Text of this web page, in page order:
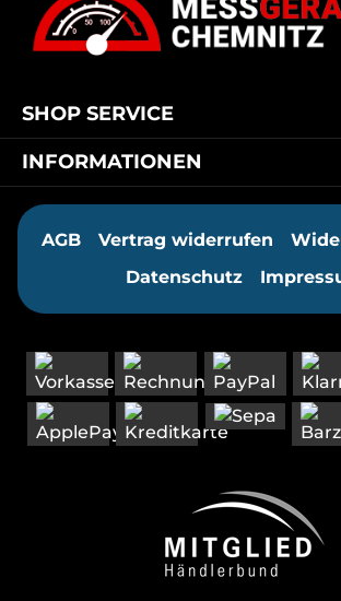
SHOP SERVICE
INFORMATIONEN
AGB Vertrag widerrufen
Datenschutz